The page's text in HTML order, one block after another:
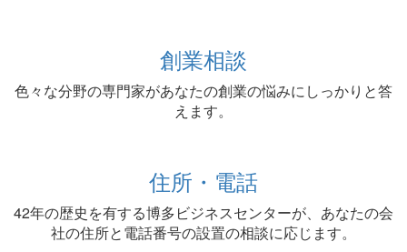
創業相談
色々な分野の専門家があなたの創業の悩みにしっかりと答
えます。
住所・電話
42年の歴史を有する博多ビジネスセンターが、あなたの会
社の住所と電話番号の設置の相談に応じます。